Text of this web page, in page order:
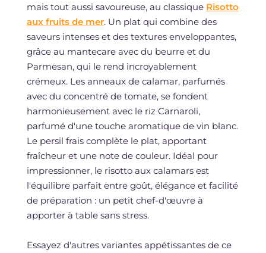
mais tout aussi savoureuse, au classique Risotto
aux fruits de mer. Un plat qui combine des
saveurs intenses et des textures enveloppantes,
grâce au mantecare avec du beurre et du
Parmesan, qui le rend incroyablement
crémeux. Les anneaux de calamar, parfumés
avec du concentré de tomate, se fondent
harmonieusement avec le riz Carnaroli,
parfumé d'une touche aromatique de vin blanc.
Le persil frais complète le plat, apportant
fraîcheur et une note de couleur. Idéal pour
impressionner, le risotto aux calamars est
l'équilibre parfait entre goût, élégance et facilité
de préparation : un petit chef-d'œuvre à
apporter à table sans stress.
Essayez d'autres variantes appétissantes de ce